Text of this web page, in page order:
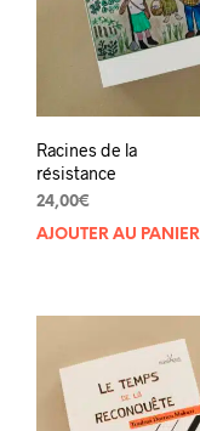
Racines de la
résistance
24,00€
AJOUTER AU PANIER